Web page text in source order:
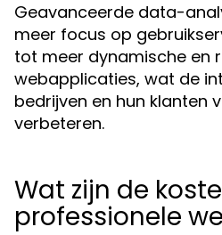
Geavanceerde data-
meer focus op
tot meer dynamische en
webapplicaties, wat de
bedrijven en hun klanten
verbeteren.
Wat zijn de
professionele